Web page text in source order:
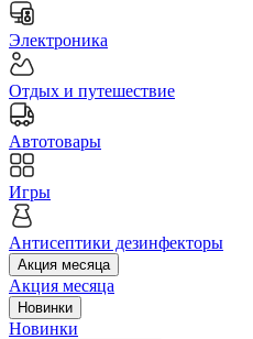
Электроника
Отдых и путешествие
Автотовары
Игры
Антисептики дезинфекторы
Акция месяца
Акция месяца
Новинки
Новинки